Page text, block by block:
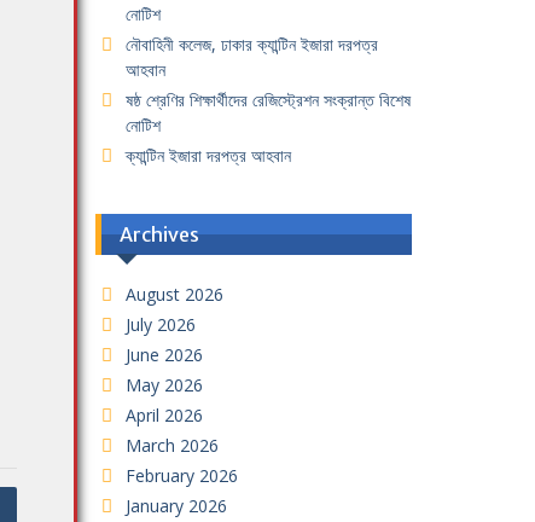
নোটিশ
নৌবাহিনী কলেজ, ঢাকার ক্যান্টিন ইজারা দরপত্র
আহবান
ষষ্ঠ শ্রেণির শিক্ষার্থীদের রেজিস্ট্রেশন সংক্রান্ত বিশেষ
নোটিশ
ক্যান্টিন ইজারা দরপত্র আহবান
Archives
August 2026
July 2026
June 2026
May 2026
April 2026
March 2026
February 2026
January 2026